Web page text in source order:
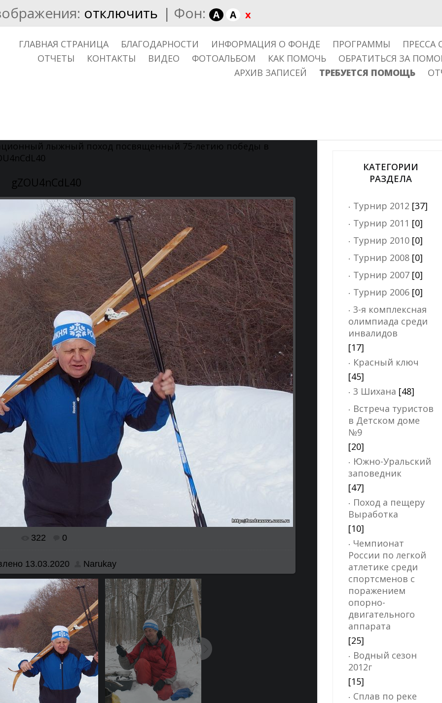
отключить | Фон: A A x
ГЛАВНАЯ СТРАНИЦА БЛАГОДАРНОСТИ ИНФОРМАЦИЯ О ФОНДЕ ПРОГРАММЫ
ПРЕССА
ОТЧЕТЫ
КОНТАКТЫ ВИДЕО ФОТОАЛЬБОМ КАК ПОМОЧЬ
ОБРАТИТЬСЯ ЗА
АРХИВ ЗАПИСЕЙ
ТРЕБУЕТСЯ ПОМОЩЬ
лыжный поход посвященный 75-летию победы в
gZOU4nCdL40
322 0
13.03.2020 Narukay
КАТЕГОРИИ
РАЗДЕЛА
Турнир 2012 [37]
Турнир 2011 [0]
Турнир 2010 [0]
Турнир 2008 [0]
Турнир 2007 [0]
Турнир 2006 [0]
3-я комплексная
олимпиада среди
инвалидов
[17]
Красный ключ
[45]
3 Шихана [48]
Встреча туристов
в Детском доме
№9
[20]
Южно-Уральский
заповедник
[47]
Поход а пещеру
Выработка
[10]
Чемпионат
России по легкой
атлетике среди
спортсменов с
поражением
опорно-
двигательного
аппарата
[25]
Водный сезон
2012г
[15]
Сплав по реке